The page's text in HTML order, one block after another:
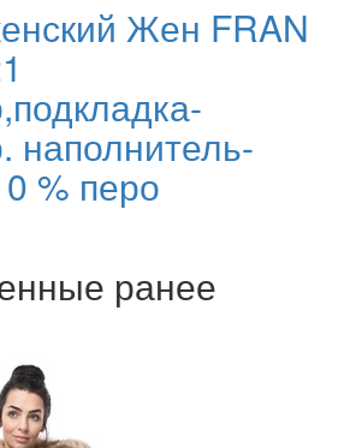
Жен FRAN
наполнитель-
% перо
ранее